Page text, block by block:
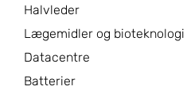
Halvleder
Lægemidler og bioteknologi
Datacentre
Batterier